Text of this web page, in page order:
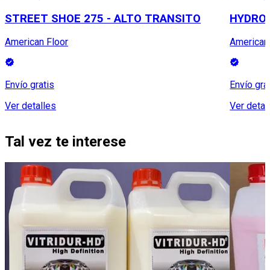
STREET SHOE 275 - ALTO TRANSITO
American Floor
Envío gratis
Ver detalles
Envío
Ver
Tal vez te interese